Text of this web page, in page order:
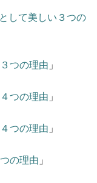
して美しい３つの
つの理由 」
つの理由 」
つの理由 」
の理由 」